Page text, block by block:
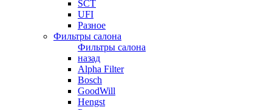
SCT
UFI
Разное
Фильтры салона
Фильтры салона
назад
Alpha Filter
Bosch
GoodWill
Hengst